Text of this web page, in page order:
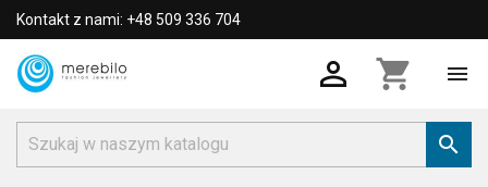
Kontakt z nami: +48 509 336 704
 shopping_cart 
